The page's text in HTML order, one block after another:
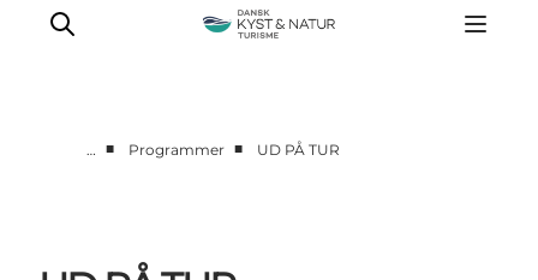
Vidensbank
… ■ Programmer ■ UD PÅ TUR